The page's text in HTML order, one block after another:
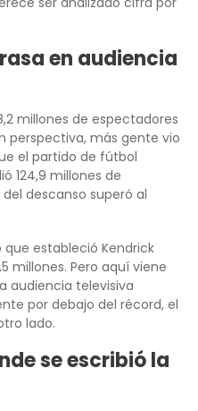
en audiencia
millones de espectadores
perspectiva, más gente vio
el partido de fútbol
124,9 millones de
descanso superó al
estableció Kendrick
millones. Pero aquí viene
audiencia televisiva
por debajo del récord, el
lado.
se escribió la